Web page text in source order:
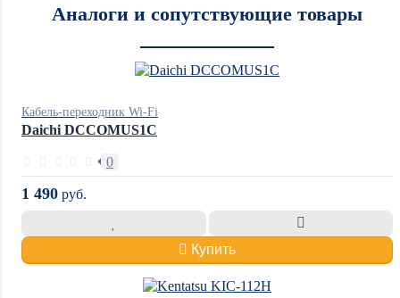
Аналоги и сопутствующие товары
Кабель-переходник Wi-Fi
Daichi DCCOMUS1C
0
1 490 руб.
Купить